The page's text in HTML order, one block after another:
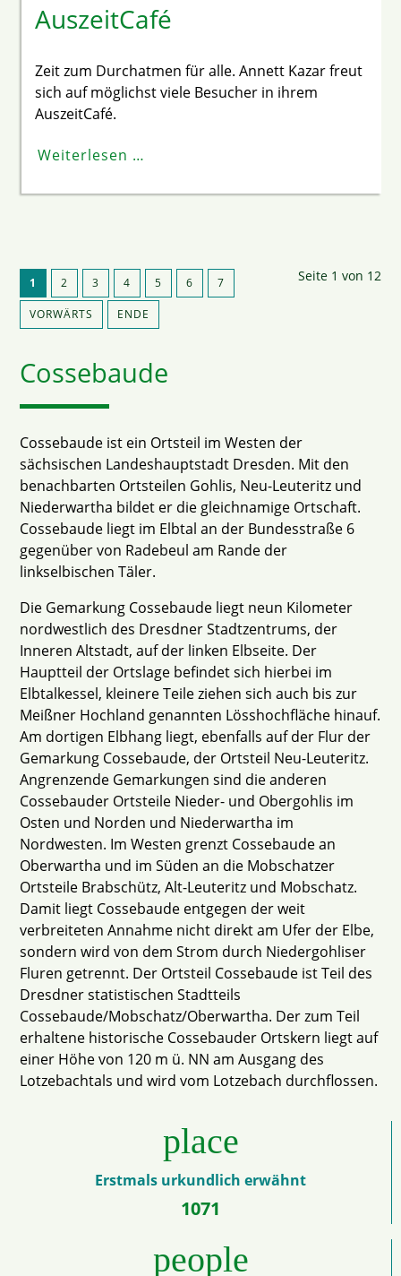
AuszeitCafé
Zeit zum Durchatmen für alle. Annett Kazar freut
sich auf möglichst viele Besucher in ihrem
AuszeitCafé.
Weiterlesen …
Seite 1 von 12
1 2 3 4 5 6 7
VORWÄRTS ENDE
Cossebaude
Cossebaude ist ein Ortsteil im Westen der
sächsischen Landeshauptstadt Dresden. Mit den
benachbarten Ortsteilen Gohlis, Neu-Leuteritz und
Niederwartha bildet er die gleichnamige Ortschaft.
Cossebaude liegt im Elbtal an der Bundesstraße 6
gegenüber von Radebeul am Rande der
linkselbischen Täler.
Die Gemarkung Cossebaude liegt neun Kilometer
nordwestlich des Dresdner Stadtzentrums, der
Inneren Altstadt, auf der linken Elbseite. Der
Hauptteil der Ortslage befindet sich hierbei im
Elbtalkessel, kleinere Teile ziehen sich auch bis zur
Meißner Hochland genannten Lösshochfläche hinauf.
Am dortigen Elbhang liegt, ebenfalls auf der Flur der
Gemarkung Cossebaude, der Ortsteil Neu-Leuteritz.
Angrenzende Gemarkungen sind die anderen
Cossebauder Ortsteile Nieder- und Obergohlis im
Osten und Norden und Niederwartha im
Nordwesten. Im Westen grenzt Cossebaude an
Oberwartha und im Süden an die Mobschatzer
Ortsteile Brabschütz, Alt-Leuteritz und Mobschatz.
Damit liegt Cossebaude entgegen der weit
verbreiteten Annahme nicht direkt am Ufer der Elbe,
sondern wird von dem Strom durch Niedergohliser
Fluren getrennt. Der Ortsteil Cossebaude ist Teil des
Dresdner statistischen Stadtteils
Cossebaude/Mobschatz/Oberwartha. Der zum Teil
erhaltene historische Cossebauder Ortskern liegt auf
einer Höhe von 120 m ü. NN am Ausgang des
Lotzebachtals und wird vom Lotzebach durchflossen.
place
Erstmals urkundlich erwähnt
1071
people